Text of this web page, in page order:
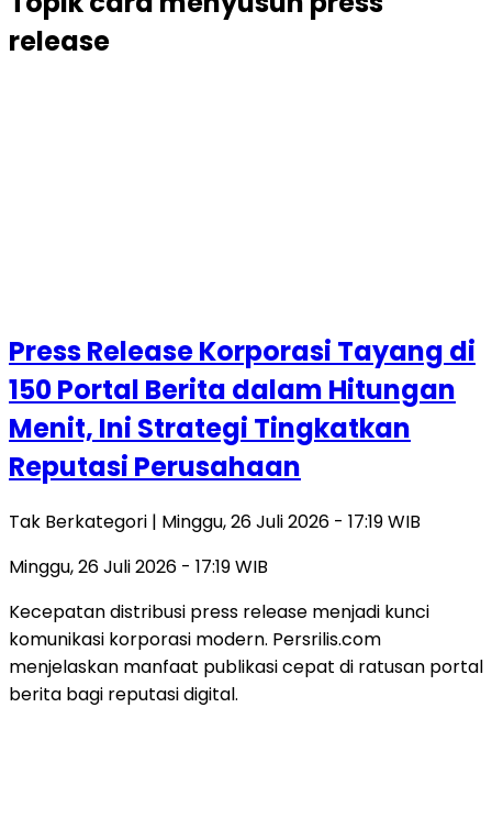
release
Press Release Korporasi Tayang di
150 Portal Berita dalam Hitungan
Menit, Ini Strategi Tingkatkan
Reputasi Perusahaan
Tak Berkategori | Minggu, 26 Juli 2026 - 17:19 WIB
Minggu, 26 Juli 2026 - 17:19 WIB
Kecepatan distribusi press release menjadi kunci
komunikasi korporasi modern. Persrilis.com
menjelaskan manfaat publikasi cepat di ratusan portal
berita bagi reputasi digital.